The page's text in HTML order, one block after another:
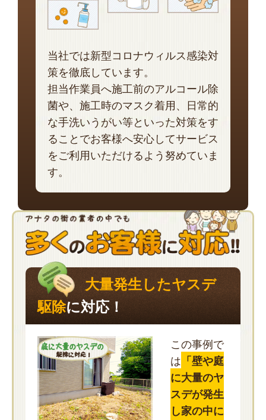
当社では新型コロナウィルス感染対
策を徹底しています。
担当作業員へ施工前のアルコール除
菌や、施工時のマスク着用、日常的
な手洗いうがい等といった対策をす
ることでお客様へ安心してサービス
をご利用いただけるよう努めていま
す。
大量発生したヤスデ
駆除に対応！
この事例で
は 「壁や庭
に大量のヤ
スデが発生
し家の中に